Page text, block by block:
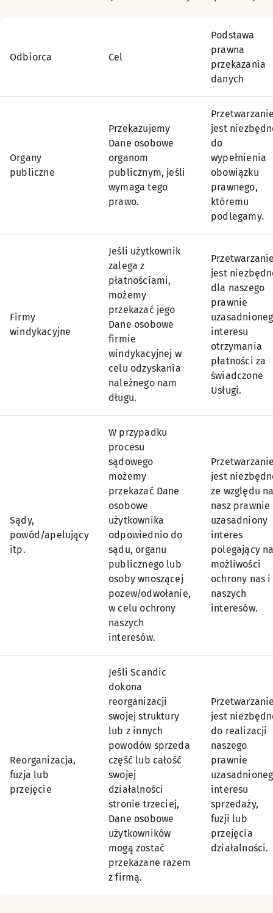
Odbiorca Cel
Podstawa
prawna
przekazania
danych
Organy
publiczne
Przekazujemy
Dane osobowe
organom
publicznym, jeśli
wymaga tego
prawo.
jest
do
wypełnienia
obowiązku
prawnego,
któremu
podlegamy.
Firmy
windykacyjne
Jeśli użytkownik
zalega z
płatnościami,
możemy
przekazać jego
Dane osobowe
firmie
windykacyjnej w
celu odzyskania
należnego nam
długu.
jest
dla naszego
prawnie
interesu
otrzymania
płatności za
świadczone
Usługi.
Sądy,
powód/apelujący
itp.
W przypadku
procesu
sądowego
możemy
przekazać Dane
osobowe
użytkownika
odpowiednio do
sądu, organu
publicznego lub
osoby wnoszącej
pozew/odwołanie,
w celu ochrony
naszych
interesów.
jest
ze względu
nasz prawnie
uzasadniony
interes
polegający
możliwości
ochrony nas i
naszych
interesów.
Reorganizacja,
fuzja lub
przejęcie
Jeśli Scandic
dokona
reorganizacji
swojej struktury
lub z innych
powodów sprzeda
część lub całość
swojej
działalności
stronie trzeciej,
Dane osobowe
użytkowników
mogą zostać
przekazane razem
z firmą.
jest
do realizacji
naszego
prawnie
interesu
sprzedaży,
fuzji lub
przejęcia
działalności.